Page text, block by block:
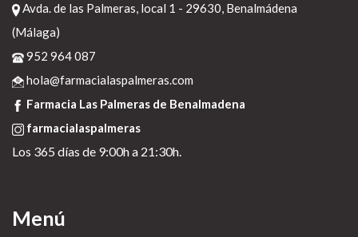
Avda. de las Palmeras, local 1 - 29630, Benalmádena
(Málaga)
952 964 087
hola@farmacialaspalmeras.com
Farmacia Las Palmeras de Benalmadena
farmacialaspalmeras
Los 365 días de 9:00h a 21:30h.
Menú